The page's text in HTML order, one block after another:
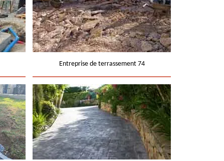
Entreprise de terrassement 74